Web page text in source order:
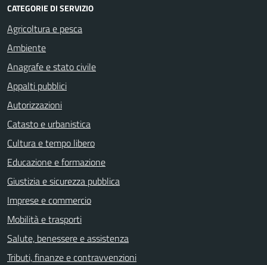
CATEGORIE DI SERVIZIO
Agricoltura e pesca
Ambiente
Anagrafe e stato civile
Appalti pubblici
Autorizzazioni
Catasto e urbanistica
Cultura e tempo libero
Educazione e formazione
Giustizia e sicurezza pubblica
Imprese e commercio
Mobilità e trasporti
Salute, benessere e assistenza
Tributi, finanze e contravvenzioni